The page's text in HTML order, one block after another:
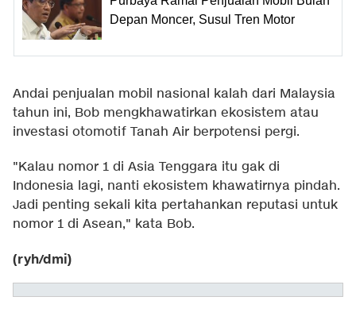
Depan Moncer, Susul Tren Motor
Andai penjualan mobil nasional kalah dari Malaysia
tahun ini, Bob mengkhawatirkan ekosistem atau
investasi otomotif Tanah Air berpotensi pergi.
"Kalau nomor 1 di Asia Tenggara itu gak di
Indonesia lagi, nanti ekosistem khawatirnya pindah.
Jadi penting sekali kita pertahankan reputasi untuk
nomor 1 di Asean," kata Bob.
(ryh/dmi)